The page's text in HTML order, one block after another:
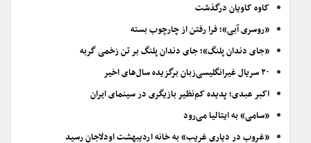
کاوه کاویان درگذشت
«روسری آبی»؛ فرا رفتن از چارچوب بسته
«جای دندان پلنگ»؛ جای دندان پلنگ بر تن زخمی گربه
۲۰ سریال غیرانگلیسی‌زبان برگزیده سال‌های اخیر
اکبر عبدی؛ پدیده کم‌نظیر بازیگری در سینمای ایران
«سامی» به ایتالیا می‌رود
«غروب در دیاری غریب» به خانه اردیبهشت اودلاجان رسید